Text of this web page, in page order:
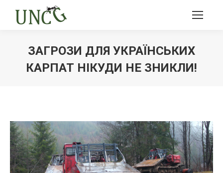
ЗАГРОЗИ ДЛЯ УКРАЇНСЬКИХ
КАРПАТ НІКУДИ НЕ ЗНИКЛИ!